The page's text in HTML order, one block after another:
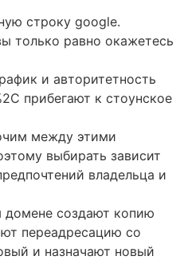
строку google.
только равно окажетесь
и авторитетность
прибегают к стоунское
между этими
выбирать зависит
владельца и
домене создают копию
переадресацию со
и назначают новый